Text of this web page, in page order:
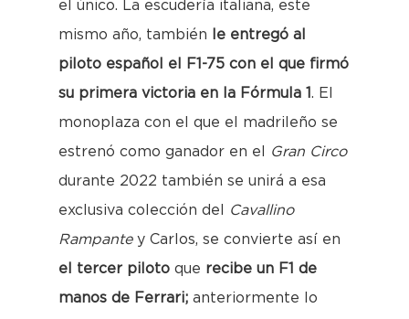
el único. La escudería italiana, este
mismo año, también le entregó al
piloto español el F1-75 con el que firmó
su primera victoria en la Fórmula 1. El
monoplaza con el que el madrileño se
estrenó como ganador en el
Gran Circo
durante 2022 también se unirá a esa
exclusiva colección del
Cavallino
Rampante y Carlos, se convierte así en
el tercer piloto que recibe un F1 de
manos de Ferrari; anteriormente lo